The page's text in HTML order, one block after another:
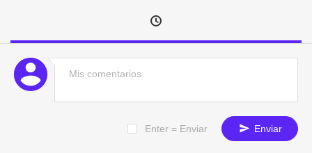
Enter = Enviar Enviar